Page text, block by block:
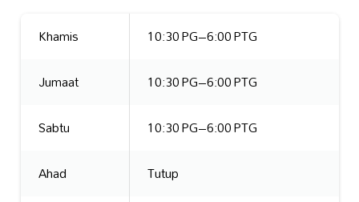
Khamis
10:30 PG–6:00 PTG
Jumaat
10:30 PG–6:00 PTG
Sabtu
10:30 PG–6:00 PTG
Ahad
Tutup